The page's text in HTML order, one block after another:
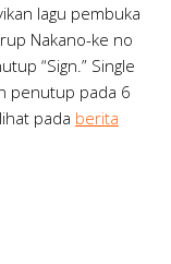
lagu pembuka
Nakano-ke no
“Sign.” Single
penutup pada 6
pada berita